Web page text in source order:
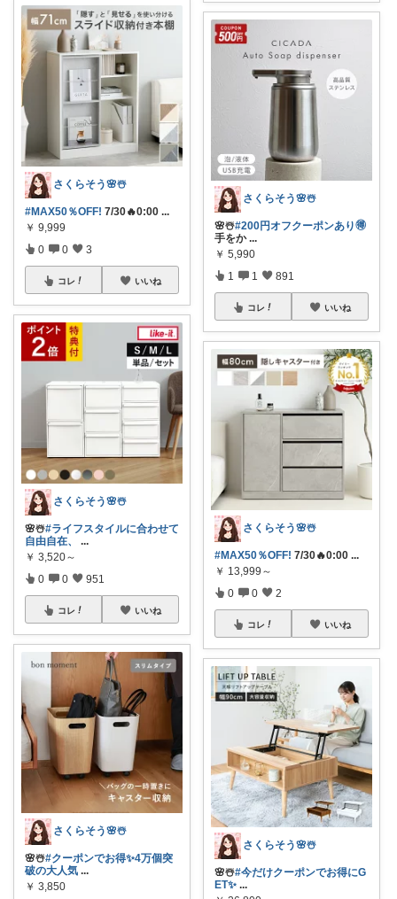
さくらそう‪🌸☃️
#MAX50％OFF! 7/30🔥0:00 ...
￥ 9,999
0 0 3
コレ いいね
さくらそう‪🌸☃️
🌸☃️#ライフスタイルに合わせて
自由自在、
...
￥ 3,520～
0 0 951
コレ いいね
さくらそう‪🌸☃️
🌸☃️#クーポンでお得✨4万個突
破の大人気 ...
￥ 3,850
さくらそう‪🌸☃️
🌸☃️#200円オフクーポンあり🉐
手をか ...
￥ 5,990
1 1 891
コレ いいね
さくらそう‪🌸☃️
#MAX50％OFF! 7/30🔥0:00 ...
￥ 13,999～
0 0 2
コレ いいね
さくらそう‪🌸☃️
🌸☃️#今だけクーポンでお得にG
ET✨ ...